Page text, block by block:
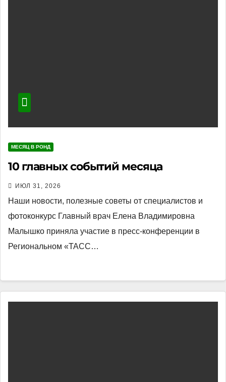
МЕСЯЦ В РОНД
10 главных событий месяца
ИЮЛ 31, 2026
Наши новости, полезные советы от специалистов и
фотоконкурс Главный врач Елена Владимировна
Малышко приняла участие в пресс-конференции в
Региональном «ТАСС…